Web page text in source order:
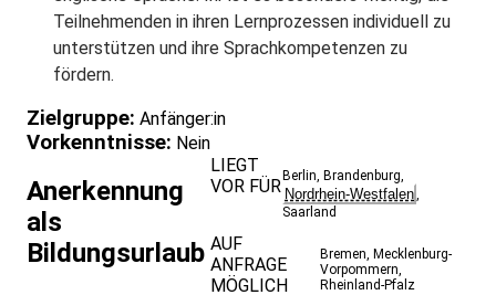
Teilnehmenden in ihren Lernprozessen individuell zu
unterstützen und ihre Sprachkompetenzen zu
fördern.
Zielgruppe: Anfänger:in
Vorkenntnisse: Nein
Anerkennung
als
Bildungsurlaub
LIEGT
VOR FÜRBerlin ,Brandenburg
Nordrhein-Westfalen
Saarland
AUF
ANFRAGE
MÖGLICH
Bremen ,Mecklenburg-
Vorpommern
Rheinland-Pfalz